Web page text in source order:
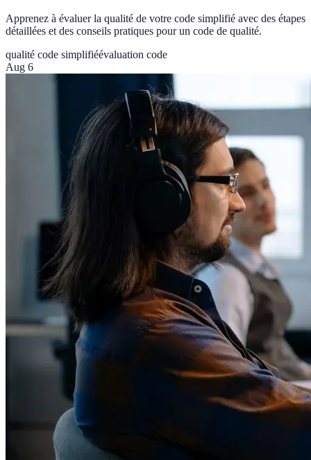
Apprenez à évaluer la qualité de votre code simplifié avec des étapes
détaillées et des conseils pratiques pour un code de qualité.
qualité code simplifiéévaluation code
Aug 6